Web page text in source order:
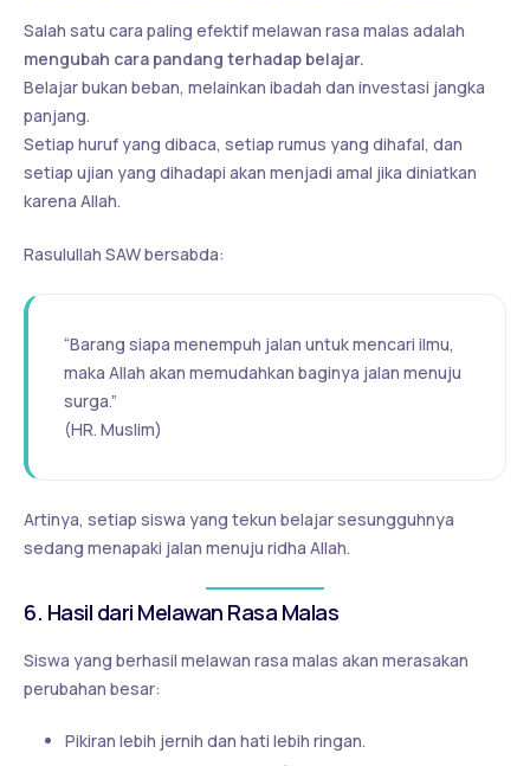
Salah satu cara paling efektif melawan rasa malas adalah
mengubah cara pandang terhadap belajar.
Belajar bukan beban, melainkan ibadah dan investasi jangka
panjang.
Setiap huruf yang dibaca, setiap rumus yang dihafal, dan
setiap ujian yang dihadapi akan menjadi amal jika diniatkan
karena Allah.
Rasulullah SAW bersabda:
“Barang siapa menempuh jalan untuk mencari ilmu,
maka Allah akan memudahkan baginya jalan menuju
surga.”
(HR. Muslim)
Artinya, setiap siswa yang tekun belajar sesungguhnya
sedang menapaki jalan menuju ridha Allah.
6. Hasil dari Melawan Rasa Malas
Siswa yang berhasil melawan rasa malas akan merasakan
perubahan besar:
Pikiran lebih jernih dan hati lebih ringan.